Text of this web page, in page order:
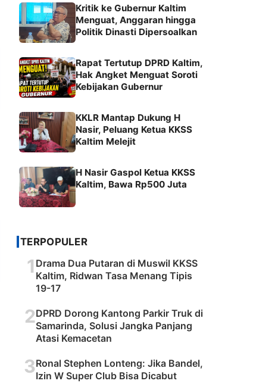
Kritik ke Gubernur Kaltim
Menguat, Anggaran hingga
Politik Dinasti Dipersoalkan
Rapat Tertutup DPRD Kaltim,
Hak Angket Menguat Soroti
Kebijakan Gubernur
KKLR Mantap Dukung H
Nasir, Peluang Ketua KKSS
Kaltim Melejit
H Nasir Gaspol Ketua KKSS
Kaltim, Bawa Rp500 Juta
TERPOPULER
1 Drama Dua Putaran di Muswil KKSS
Kaltim, Ridwan Tasa Menang Tipis
19-17
2DPRD Dorong Kantong Parkir Truk di
Samarinda, Solusi Jangka Panjang
Atasi Kemacetan
3Ronal Stephen Lonteng: Jika Bandel,
Izin W Super Club Bisa Dicabut